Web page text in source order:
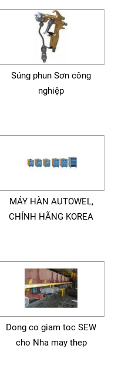
Súng phun Sơn công
nghiệp
MÁY HÀN AUTOWEL,
CHÍNH HÃNG KOREA
Dong co giam toc SEW
cho Nha may thep